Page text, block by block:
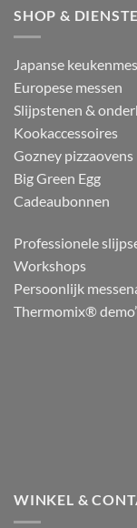
SHOP &
Japanse
Europese messen
Slijpstenen &
Kookaccessoires
Gozney pizzaovens
Big Green Egg
Cadeaubonnen
Professionele
Workshops
Persoonlijk
Thermomix®
WINKEL &